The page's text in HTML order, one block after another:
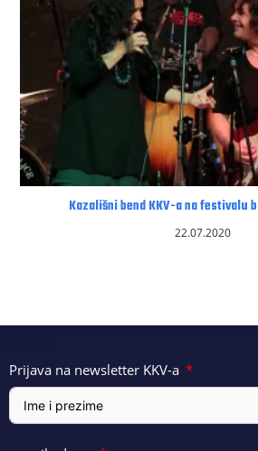
Kazališni bend KKV-a na festivalu
22.07.2020
Prijava na newsletter KKV-a